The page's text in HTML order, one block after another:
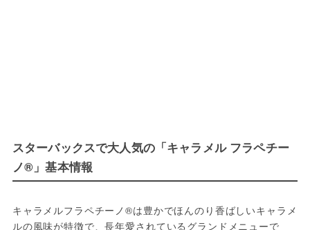
スターバックスで大人気の「キャラメル フラペチー
ノ®」基本情報
キャラメルフラペチーノ®は豊かでほんのり香ばしいキャラメ
ルの風味が特徴で、長年愛されているグランドメニューで